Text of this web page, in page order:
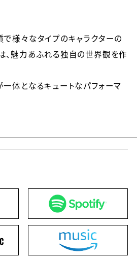
で様々なタイプのキャラクターの
、魅力あふれる独自の世界観を作
一体となるキュートなパフォーマ